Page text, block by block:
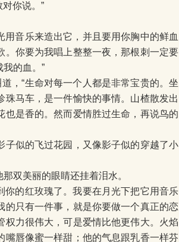
你说。”
用音乐来造出它，并且要用你胸中的鲜血
你要为我唱上整整一夜，那根刺一定要
的血。”
，“生命对每一个人都是非常宝贵的。坐
马车，是一件愉快的事情。山楂散发出
是香的。然而爱情胜过生命，再说鸟的
似的飞过花园，又像影子似的穿越了小
双美丽的眼睛还挂着泪水。
你的红玫瑰了。我要在月光下把它用音乐
只有一件事，就是你要做一个真正的恋
力很伟大，可是爱情比他更伟大。火焰
唇像蜜一样甜；他的气息跟乳香一样芬